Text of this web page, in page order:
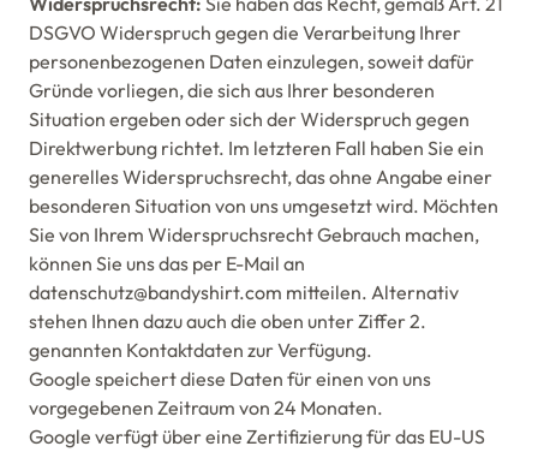
DSGVO Widerspruch gegen die Verarbeitung Ihrer
personenbezogenen Daten einzulegen, soweit dafür
Gründe vorliegen, die sich aus Ihrer besonderen
Situation ergeben oder sich der Widerspruch gegen
Direktwerbung richtet. Im letzteren Fall haben Sie ein
generelles Widerspruchsrecht, das ohne Angabe einer
besonderen Situation von uns umgesetzt wird. Möchten
Sie von Ihrem Widerspruchsrecht Gebrauch machen,
können Sie uns das per E-Mail an
datenschutz@bandyshirt.com mitteilen. Alternativ
stehen Ihnen dazu auch die oben unter Ziffer 2.
genannten Kontaktdaten zur Verfügung.
Google speichert diese Daten für einen von uns
vorgegebenen Zeitraum von 24 Monaten.
Google verfügt über eine Zertifizierung für das EU-US